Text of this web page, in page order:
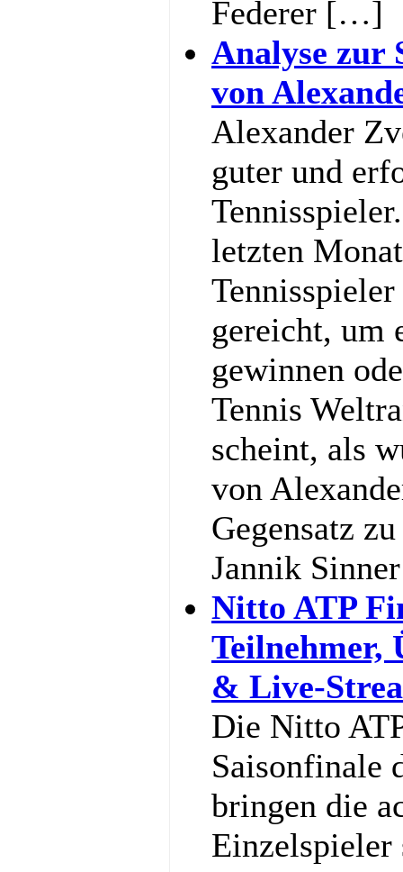
Federer […]
Analyse zur
von
Alexander
guter und
letzten
gereicht, um
gewinnen
Tennis
scheint, als
von
Gegensatz
Jannik
Nitto ATP
Teilnehmer,
& Live-
Die Nitto
Saisonfinale
bringen die
Einzelspieler